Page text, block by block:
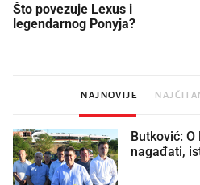
Što povezuje Lexus i
legendarnog Ponyja?
NAJNOVIJE
Butković:
nagađati,